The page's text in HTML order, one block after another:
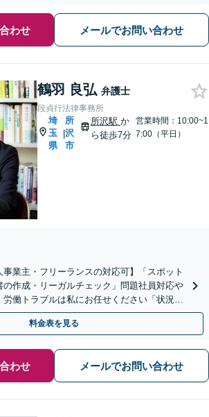
わせ メールでお問い合わせ
鶴羽 良弘 弁護士
段貞行法律事務所
埼
玉
県
|
所
沢
市
所沢駅 か
ら徒歩7分
営業時間：10:00~1
7:00（平日）
事業主・フリーランスの対応可】「スポット
作成・リーガルチェック」問題社員対応や
働トラブルは私にお任せください「状況に
実施」【休日・夜間相談可】
料金表を見る
わせ メールでお問い合わせ